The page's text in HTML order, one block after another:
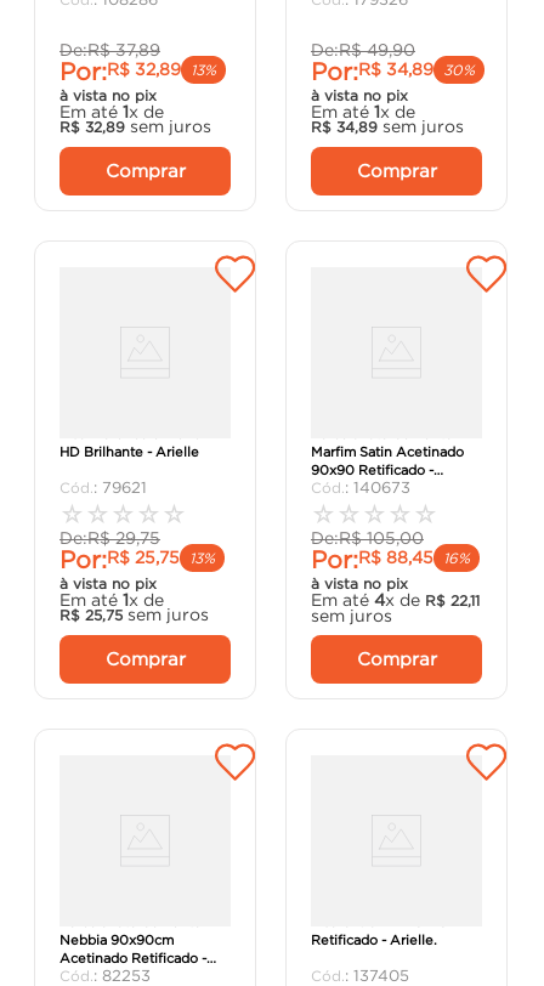
De:R$ 37,89
Por:R$ 32,89
13%
à vista no pix
Em até 1x de
R$ 32,89 sem juros
Comprar
De:R$ 49,90
Por:R$ 34,89
30%
à vista no pix
Em até 1x de
R$ 34,89 sem juros
Comprar
HD Brilhante - Arielle
: 79621
☆ ☆ ☆ ☆ ☆
De:R$ 29,75
Por:R$ 25,75
13%
à vista no pix
Em até 1x de
R$ 25,75 sem juros
Comprar
Marfim Satin Acetinado
90x90 Retificado -
Biancogres
: 140673
☆ ☆ ☆ ☆ ☆
De:R$ 105,00
Por:R$ 88,45
16%
à vista no pix
Em até 4x de R$ 22,11
sem juros
Comprar
Nebbia 90x90cm
Acetinado Retificado -
Biancogres.
: 82253
Retificado - Arielle.
: 137405